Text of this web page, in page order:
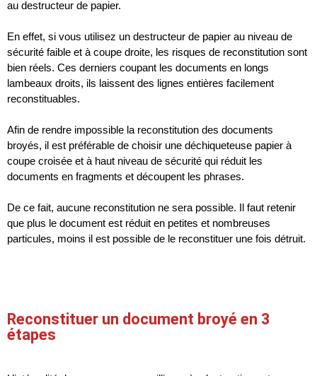
au destructeur de papier.
En effet, si vous utilisez un destructeur de papier au niveau de
sécurité faible et à coupe droite, les risques de reconstitution sont
bien réels. Ces derniers coupant les documents en longs
lambeaux droits, ils laissent des lignes entières facilement
reconstituables.
Afin de rendre impossible la reconstitution des documents
broyés, il est préférable de choisir une déchiqueteuse papier à
coupe croisée et à haut niveau de sécurité qui réduit les
documents en fragments et découpent les phrases.
De ce fait, aucune reconstitution ne sera possible. Il faut retenir
que plus le document est réduit en petites et nombreuses
particules, moins il est possible de le reconstituer une fois détruit.
Reconstituer un document broyé en 3
étapes